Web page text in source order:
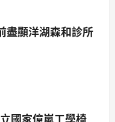
盡顯洋湖森和診所
國家億嵐工學椅